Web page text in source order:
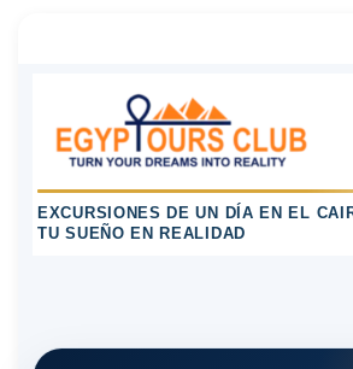
EXCURSIONES DE UN DÍA EN EL
TU SUEÑO EN REALIDAD